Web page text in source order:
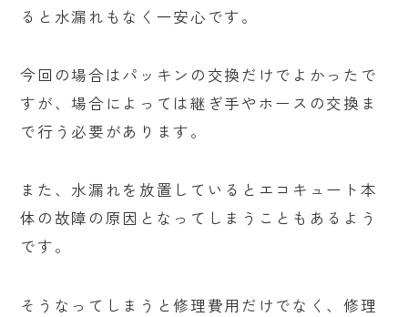
ると水漏れもなく一安心です。
今回の場合はパッキンの交換だけでよかったで
すが、場合によっては継ぎ手やホースの交換ま
で行う必要があります。
また、水漏れを放置しているとエコキュート本
体の故障の原因となってしまうこともあるよう
です。
そうなってしまうと修理費用だけでなく、修理